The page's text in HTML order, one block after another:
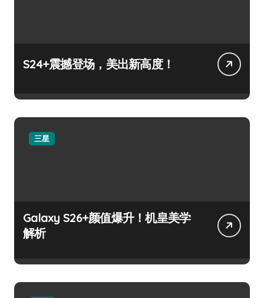
S24+震撼登场，美出新高度！
三星
Galaxy S26+颜值爆升！机皇美学
解析